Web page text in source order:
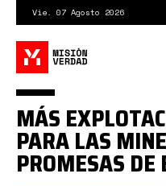
contenido
principal
Vie. 07 Agosto 2026
MÁS
PARA LAS
PROMESAS DE